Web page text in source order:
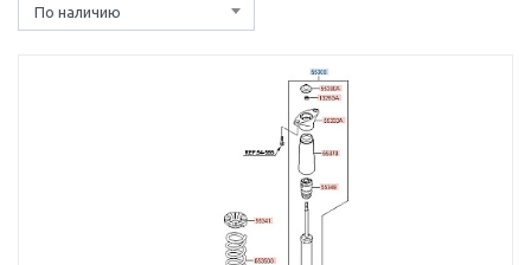
По наличию